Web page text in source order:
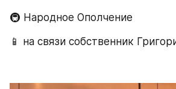
🚇 Народное Ополчение
📱 на связи собственник